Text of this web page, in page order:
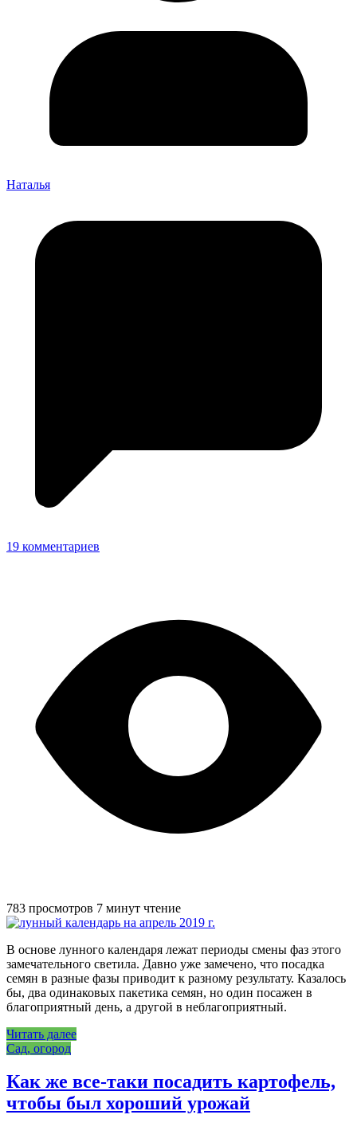
Наталья
19 комментариев
783 просмотров 7 минут чтение
В основе лунного календаря лежат периоды смены фаз этого
замечательного светила. Давно уже замечено, что посадка
семян в разные фазы приводит к разному результату. Казалось
бы, два одинаковых пакетика семян, но один посажен в
благоприятный день, а другой в неблагоприятный.
Читать далее
Сад, огород
Как же все-таки посадить картофель,
чтобы был хороший урожай